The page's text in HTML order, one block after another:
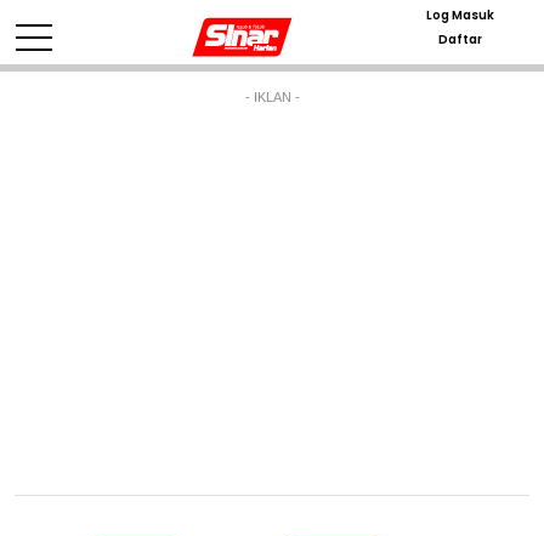
Log Masuk
Daftar
- IKLAN -